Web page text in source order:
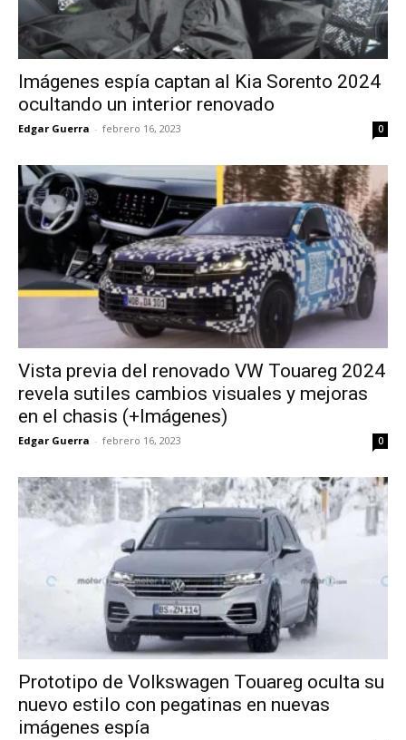
Imágenes espía captan al Kia Sorento 2024
ocultando un interior renovado
Edgar Guerra - febrero 16, 2023 0
Vista previa del renovado VW Touareg 2024
revela sutiles cambios visuales y mejoras
en el chasis (+Imágenes)
Edgar Guerra - febrero 16, 2023 0
Prototipo de Volkswagen Touareg oculta su
nuevo estilo con pegatinas en nuevas
imágenes espía